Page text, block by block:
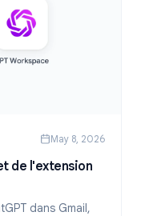
May 8, 2026
de l'extension
dans Gmail,